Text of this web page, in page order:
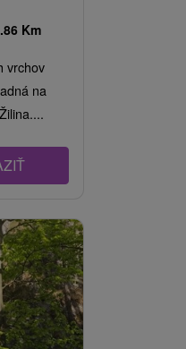
Km
vrchov
na